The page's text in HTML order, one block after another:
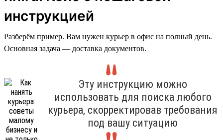
инструкцией
Разберём пример. Вам нужен курьер в офис на полный день.
Основная задача — доставка документов.
Эту инструкцию можно
использовать для поиска любого
курьера, скорректировав требования
под вашу ситуацию